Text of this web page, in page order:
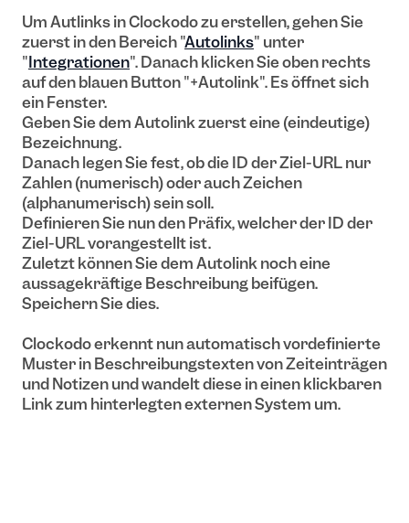
Um Autlinks in Clockodo zu erstellen, gehen Sie
zuerst in den Bereich "Autolinks" unter
"Integrationen". Danach klicken Sie oben rechts
auf den blauen Button "+Autolink". Es öffnet sich
ein Fenster.
Geben Sie dem Autolink zuerst eine (eindeutige)
Bezeichnung.
Danach legen Sie fest, ob die ID der Ziel-URL nur
Zahlen (numerisch) oder auch Zeichen
(alphanumerisch) sein soll.
Definieren Sie nun den Präfix, welcher der ID der
Ziel-URL vorangestellt ist.
Zuletzt können Sie dem Autolink noch eine
aussagekräftige Beschreibung beifügen.
Speichern Sie dies.
Clockodo erkennt nun automatisch vordefinierte
Muster in Beschreibungstexten von Zeiteinträgen
und Notizen und wandelt diese in einen klickbaren
Link zum hinterlegten externen System um.